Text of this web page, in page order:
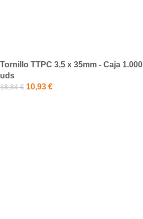
Tornillo TTPC 3,5 x 35mm - Caja 1.000
uds
18,84€ 10,93 €